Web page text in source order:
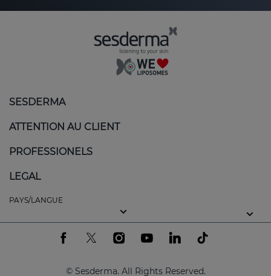
SESDERMA
ATTENTION AU CLIENT
PROFESSIONELS
LEGAL
PAYS/LANGUE
© Sesderma. All Rights Reserved.